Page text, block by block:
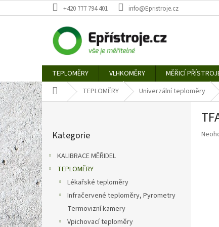
na
+420 777 794 401 info@Epristroje.cz
TEPLOMĚRY VLHKOMĚRY MĚŘICÍ
Domů TEPLOMĚRY Univerzální teploměry
P
o
s
t
r
a
n
n
í
p
a
kategorie
Kategorie
KALIBRACE MĚŘIDEL
TEPLOMĚRY
Lékařské teploměry
Infračervené teploměry, Pyrometry
Termovizní kamery
Vpichovací teploměry